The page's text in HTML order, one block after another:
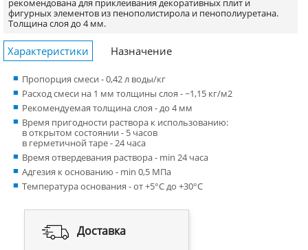
рекомендована для приклеивания декоративных плит и
фигурных элементов из пенополистирола и пенополиуретана.
Толщина слоя до 4 мм.
Характеристики Назначение
Пропорция смеси - 0,42 л воды/кг
Расход смеси на 1 мм толщины слоя - ~1,15 кг/м2
Рекомендуемая толщина слоя - до 4 мм
Время пригодности раствора к использованию:
в открытом состоянии - 5 часов
в герметичной таре - 24 часа
Время отвердевания раствора - min 24 часа
Адгезия к основанию - min 0,5 МПа
Температура основания - от +5°С до +30°С
Доставка